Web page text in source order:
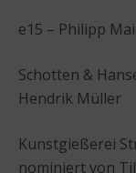
e15 – Philipp
Schotten &
Hendrik Müller
Kunstgießerei
nominiert von